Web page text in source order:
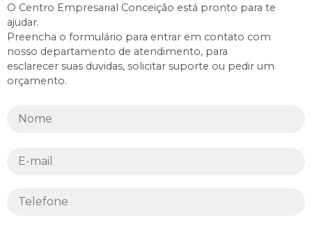
O Centro Empresarial Conceição está pronto para te
ajudar.
Preencha o formulário para entrar em contato com
nosso departamento de atendimento, para
esclarecer suas duvidas, solicitar suporte ou pedir um
orçamento.